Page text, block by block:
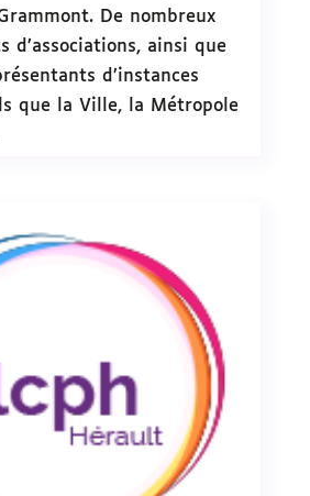
De nombreux
d’associations, ainsi que
d’instances
que la Ville, la Métropole